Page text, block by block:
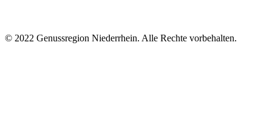
© 2022 Genussregion Niederrhein. Alle Rechte vorbehalten.